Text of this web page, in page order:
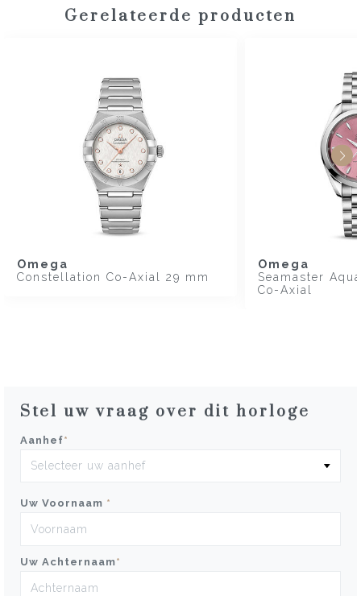
Gerelateerde producten
Omega
Constellation Co-Axial 29 mm
Omega
Seamaster
Co-Axial
Stel uw vraag over dit horloge
Aanhef*
Uw Voornaam *
Uw Achternaam*